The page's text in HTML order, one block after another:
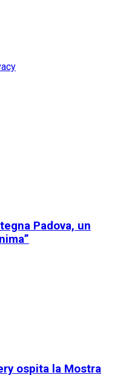
Padova, un
ospita la Mostra